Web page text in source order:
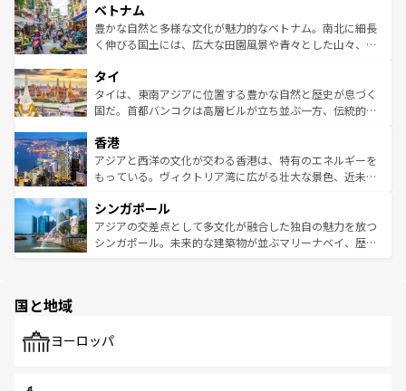
参照してほしい。
容にもいいと評判のスイーツなど、バラエティ豊かな料理
が味わえる。 なお、新着の台湾情報は コンテンツ一覧を参
照してほしい。
き、地方に足を延ばせば四季折々の自然美を楽しむことが
できる。そして、キムチや焼肉、絶品のストリートフード
まで、さまざまな韓国料理が待っている。夜には、韓国な
リティに包まれながら、韓国の多彩な魅力を心ゆくまで味
わってみてほしい。 なお、新着の韓国情報はコンテンツ一
覧を参照してほしい。
ベトナム
豊かな自然と多様な文化が魅力的なベトナム。南北に細長
く伸びる国土には、広大な田園風景や青々とした山々、世
急速な発展と共に伝統が息づく。ハノイの古い町並みやホ
ーチミン市のフランス統治時代の建物も、独特の雰囲気を
醸し出している。また、バラエティの豊かさとおいしさで
とつ。フォーやバインミー、ベトナムコーヒーなどは、ぜ
ひ現地で味わいたい。どの地域を訪れてもあたたかい人々
が旅行者を迎えてくれるので、きっと忘れられない旅にな
参照してほしい。
タイ
タイは、東南アジアに位置する豊かな自然と歴史が息づく
国だ。首都バンコクは高層ビルが立ち並ぶ一方、伝統的な
の活気が交差している。北部ではチェンマイなどの山岳地
帯で自然と触れ合い、南部ではプーケットやクラビの美し
いビーチでリゾート気分を楽しむことができる。タイ料理
激する。気候は一年中温暖で、どの季節にも異なる楽しみ
が待っている。親しみやすいタイの人々、仏教を中心とし
た文化、そして多様な観光資源が、訪れる旅人を魅了し続
香港
アジアと西洋の文化が交わる香港は、特有のエネルギーを
もっている。ヴィクトリア湾に広がる壮大な景色、近未来
み、どこを訪れても感動するはず。観光スポットが密集し
ており、効率よく見どころを回れるのも魅力。息をのむよ
うな絶景から文化的な体験まで、香港を存分に楽しみ尽く
シンガポール
アジアの交差点として多文化が融合した独自の魅力を放つ
シンガポール。未来的な建築物が並ぶマリーナベイ、歴史
で、ホーカーズは地元の風情を楽しめる外せないスポット
国と地域
ヨーロッパ